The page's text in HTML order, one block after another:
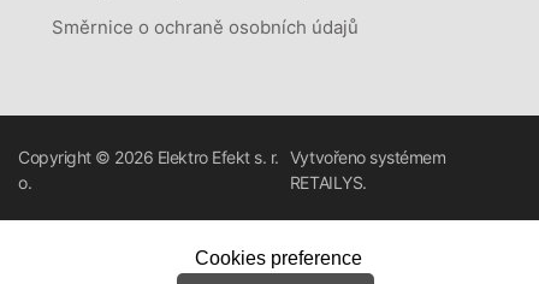
Směrnice o ochraně osobních údajů
Copyright © 2026 Elektro Efekt s. r.
o.
Vytvořeno systémem
RETAILYS.
Cookies preference